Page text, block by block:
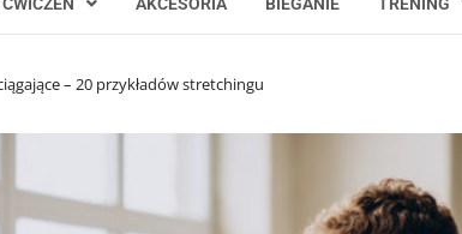
– 20 przykładów stretchingu